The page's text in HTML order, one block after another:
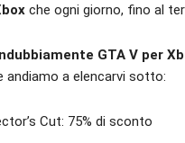
che ogni giorno, fino al
GTA V per
andiamo a elencarvi sotto:
Cut: 75% di sconto